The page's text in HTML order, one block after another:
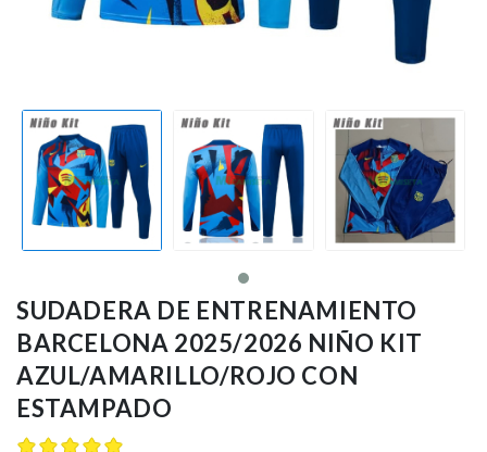
Jugadores
SUDADERA DE ENTRENAMIENTO
BARCELONA 2025/2026 NIÑO KIT
AZUL/AMARILLO/ROJO CON
ESTAMPADO